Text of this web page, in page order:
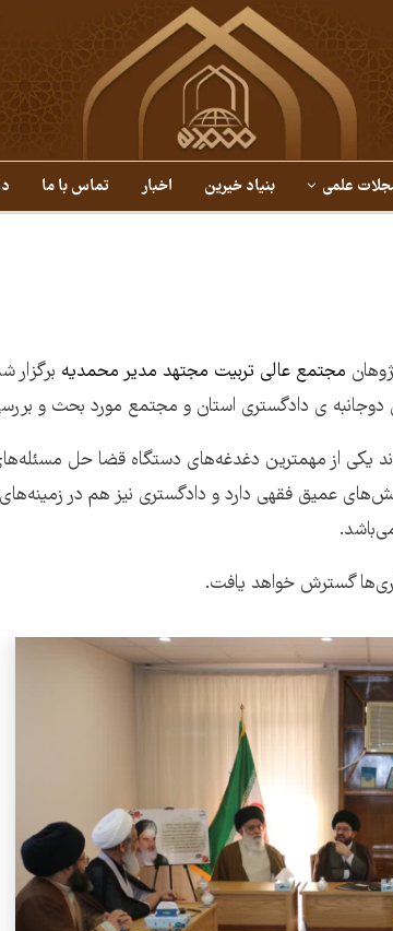
علمی بنیاد خیرین اخبار تماس با ما
مجتمع عالی تربیت مجتهد مدیر محمدیه برگزار
ی دادگستری استان و مجتمع مورد بحث و
یکی از مهمترین دغدغه‌های دستگاه قضا حل
عمیق فقهی دارد و دادگستری نیز هم در
گسترش خواهد یافت.